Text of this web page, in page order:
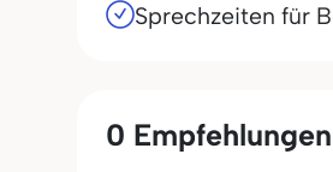
Sprechzeiten für
0 Empfehlungen